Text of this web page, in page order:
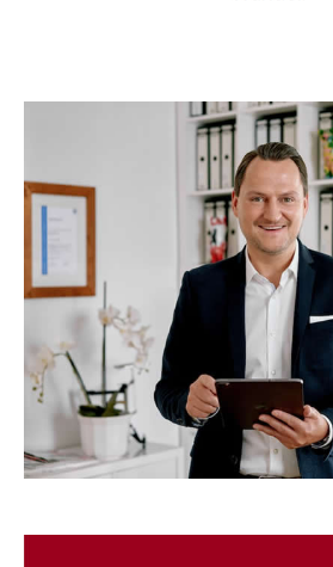
☎️ Nutzen Sie